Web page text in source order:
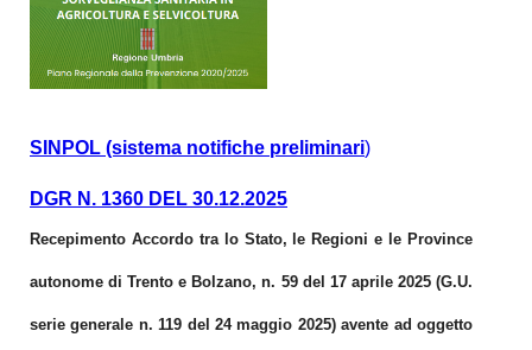
SINPOL (sistema notifiche preliminari)
DGR N. 1360 DEL 30.12.2025
Recepimento Accordo tra lo Stato, le Regioni e le Province
autonome di Trento e Bolzano, n. 59 del 17 aprile 2025 (G.U.
serie generale n. 119 del 24 maggio 2025) avente ad oggetto